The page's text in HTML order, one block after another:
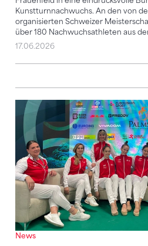
Kunstturnnachwuchs. An den von
organisierten Schweizer
über 180 Nachwuchsathleten aus
17.06.2026
News
Starke Auftritte bei der EM